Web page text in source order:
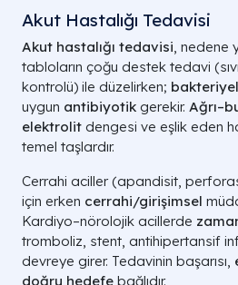
Akut Hastalığı Tedavisi
Akut hastalığı tedavisi, nedene
tabloların çoğu destek tedavi
kontrolü) ile düzelirken; bakteriyel
uygun antibiyotik gerekir.
elektrolit dengesi ve eşlik eden
temel taşlardır.
Cerrahi aciller (apandisit,
için erken cerrahi/girişimsel
Kardiyo–nörolojik acillerde
tromboliz, stent, antihipertansif
devreye girer. Tedavinin başarısı,
doğru hedefe bağlıdır.